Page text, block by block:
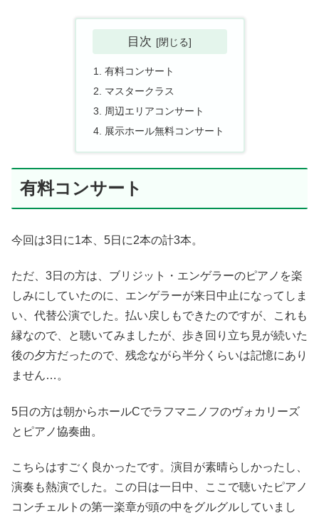
目次
有料コンサート
マスタークラス
周辺エリアコンサート
展示ホール無料コンサート
有料コンサート
今回は3日に1本、5日に2本の計3本。
ただ、3日の方は、ブリジット・エンゲラーのピアノを楽
しみにしていたのに、エンゲラーが来日中止になってしま
い、代替公演でした。払い戻しもできたのですが、これも
縁なので、と聴いてみましたが、歩き回り立ち見が続いた
後の夕方だったので、残念ながら半分くらいは記憶にあり
ません…。
5日の方は朝からホールCでラフマニノフのヴォカリーズ
とピアノ協奏曲。
こちらはすごく良かったです。演目が素晴らしかったし、
演奏も熱演でした。この日は一日中、ここで聴いたピアノ
コンチェルトの第一楽章が頭の中をグルグルしていまし